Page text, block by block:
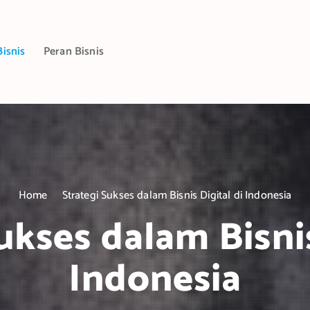
Peran Bisnis
Home Strategi Sukses dalam Bisnis Digital di Indonesia
dalam
Indonesia